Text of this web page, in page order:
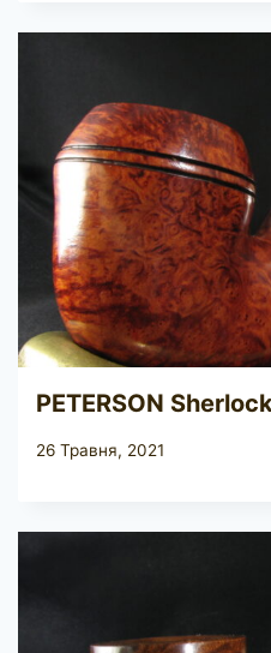
PETERSON
26 Травня, 2021